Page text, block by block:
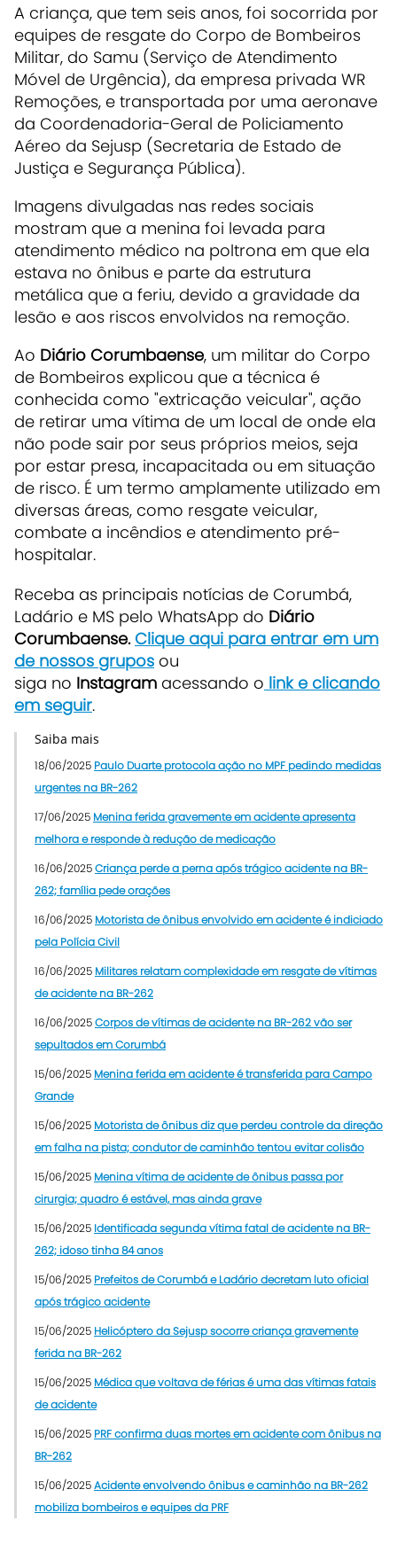
A criança, que tem seis anos, foi socorrida por
equipes de resgate do Corpo de Bombeiros
Militar, do Samu (Serviço de Atendimento
Móvel de Urgência), da empresa privada WR
Remoções, e transportada por uma aeronave
da Coordenadoria-Geral de Policiamento
Aéreo da Sejusp (Secretaria de Estado de
Justiça e Segurança Pública).
Imagens divulgadas nas redes sociais
mostram que a menina foi levada para
atendimento médico na poltrona em que ela
estava no ônibus e parte da estrutura
metálica que a feriu, devido a gravidade da
lesão e aos riscos envolvidos na remoção.
Ao Diário Corumbaense, um militar do Corpo
de Bombeiros explicou que a técnica é
conhecida como "extricação veicular", ação
de retirar uma vítima de um local de onde ela
não pode sair por seus próprios meios, seja
por estar presa, incapacitada ou em situação
de risco. É um termo amplamente utilizado em
diversas áreas, como resgate veicular,
combate a incêndios e atendimento pré-
hospitalar.
Receba as principais notícias de Corumbá,
Ladário e MS pelo WhatsApp do Diário
Corumbaense.Clique aqui para entrar em um
de nossos grupos ou
siga no Instagram acessando o link e clicando
em seguir.
Saiba mais
18/06/2025 Paulo Duarte protocola ação no MPF pedindo medidas
urgentes na BR-262
17/06/2025 Menina ferida gravemente em acidente apresenta
melhora e responde à redução de medicação
16/06/2025Criança perde a perna após trágico acidente na BR-
262; família pede orações
16/06/2025 Motorista de ônibus envolvido em acidente é indiciado
pela Polícia Civil
16/06/2025 Militares relatam complexidade em resgate de vítimas
de acidente na BR-262
16/06/2025Corpos de vítimas de acidente na BR-262 vão ser
sepultados em Corumbá
15/06/2025 Menina ferida em acidente é transferida para Campo
Grande
15/06/2025 Motorista de ônibus diz que perdeu controle da direção
em falha na pista; condutor de caminhão tentou evitar colisão
15/06/2025 Menina vítima de acidente de ônibus passa por
cirurgia; quadro é estável, mas ainda grave
15/06/2025 Identificada segunda vítima fatal de acidente na BR-
262; idoso tinha 84 anos
15/06/2025 Prefeitos de Corumbá e Ladário decretam luto oficial
após trágico acidente
15/06/2025 Helicóptero da Sejusp socorre criança gravemente
ferida na BR-262
15/06/2025 Médica que voltava de férias é uma das vítimas fatais
de acidente
15/06/2025 PRF confirma duas mortes em acidente com ônibus na
BR-262
15/06/2025Acidente envolvendo ônibus e caminhão na BR-262
mobiliza bombeiros e equipes da PRF